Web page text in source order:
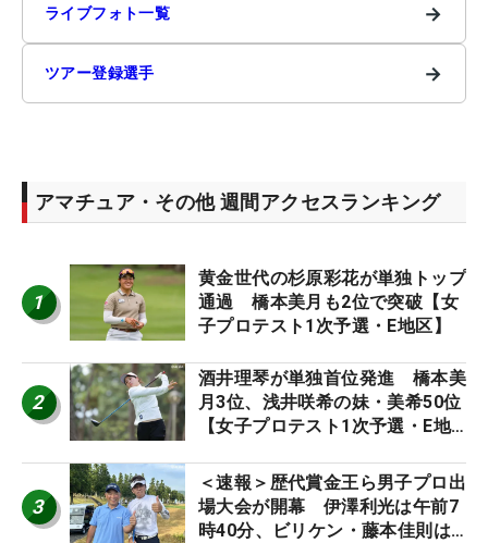
ライブフォト一覧 →
ツアー登録選手 →
アマチュア・その他 週間アクセスランキング
1
黄金世代の杉原彩花が単独トップ
通過 橋本美月も2位で突破【女
子プロテスト1次予選・E地区】
2
酒井理琴が単独首位発進 橋本美
月3位、浅井咲希の妹・美希50位
【女子プロテスト1次予選・E地
3
＜速報＞歴代賞金王ら男子プロ出
場大会が開幕 伊澤利光は午前7
時40分、ビリケン・藤本佳則は